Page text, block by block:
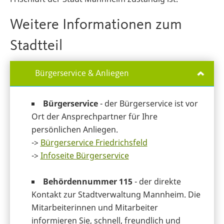
Weitere Informationen zum
Stadtteil
Bürgerservice & Anliegen
Bürgerservice- der Bürgerservice ist vor
Ort der Ansprechpartner für Ihre
persönlichen Anliegen.
-> Bürgerservice Friedrichsfeld
-> Infoseite Bürgerservice
Behördennummer 115 - der direkte
Kontakt zur Stadtverwaltung Mannheim. Die
Mitarbeiterinnen und Mitarbeiter
informieren Sie, schnell, freundlich und